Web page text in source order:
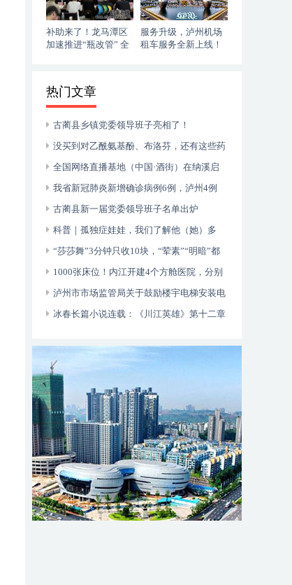
补助来了！龙马潭区
加速推进“瓶改管” 全
服务升级，泸州机场
租车服务全新上线！
热门文章
古蔺县乡镇党委领导班子亮相了！
没买到对乙酰氨基酚、布洛芬，还有这些药
可以临时替代
全国网络直播基地（中国·酒街）在纳溪启
动运行
我省新冠肺炎新增确诊病例6例，泸州4例
古蔺县新一届党委领导班子名单出炉
科普｜孤独症娃娃，我们了解他（她）多
少？
“莎莎舞”3分钟只收10块，“荤素”“明暗”都
有，还可以······
1000张床位！内江开建4个方舱医院，分别
位于——
泸州市市场监管局关于鼓励楼宇电梯安装电
动自行车智能阻止系统的倡议书
冰春长篇小说连载：《川江英雄》第十二章